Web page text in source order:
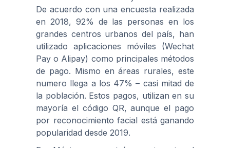
De acuerdo con una encuesta realizada
en 2018, 92% de las personas en los
grandes centros urbanos del país, han
utilizado aplicaciones móviles (Wechat
Pay o Alipay) como principales métodos
de pago. Mismo en áreas rurales, este
numero llega a los 47% – casi mitad de
la población. Estos pagos, utilizan en su
mayoría el código QR, aunque el pago
por reconocimiento facial está ganando
popularidad desde 2019.